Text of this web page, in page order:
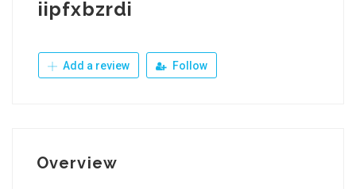
iipfxbzrdi
Add a review Follow
Overview